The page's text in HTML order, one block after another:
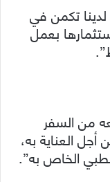
تكمن في
بعمل
من السفر
العناية به،
الخاص به”.